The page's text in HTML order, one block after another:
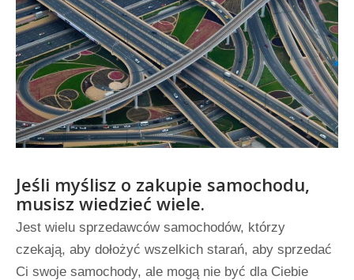
Jeśli myślisz o zakupie samochodu,
musisz wiedzieć wiele.
Jest wielu sprzedawców samochodów, którzy
czekają, aby dołożyć wszelkich starań, aby sprzedać
Ci swoje samochody, ale mogą nie być dla Ciebie